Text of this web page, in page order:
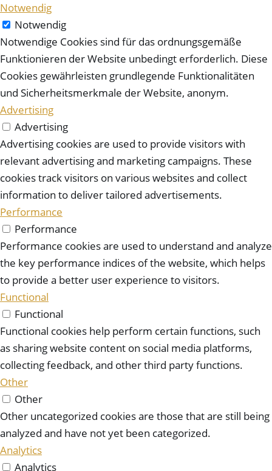
Notwendig
Notwendig
Notwendige Cookies sind für das ordnungsgemäße
Funktionieren der Website unbedingt erforderlich. Diese
Cookies gewährleisten grundlegende Funktionalitäten
und Sicherheitsmerkmale der Website, anonym.
Advertising
Advertising
Advertising cookies are used to provide visitors with
relevant advertising and marketing campaigns. These
cookies track visitors on various websites and collect
information to deliver tailored advertisements.
Performance
Performance
Performance cookies are used to understand and analyze
the key performance indices of the website, which helps
to provide a better user experience to visitors.
Functional
Functional
Functional cookies help perform certain functions, such
as sharing website content on social media platforms,
collecting feedback, and other third party functions.
Other
Other
Other uncategorized cookies are those that are still being
analyzed and have not yet been categorized.
Analytics
Analytics